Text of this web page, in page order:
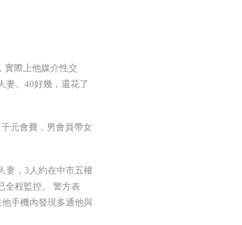
實際上他媒介性交
妻、40好幾，還花了
元會費，男會員帶女
妻，3人約在中市五權
全程監控。 警方表
手機內發現多通他與